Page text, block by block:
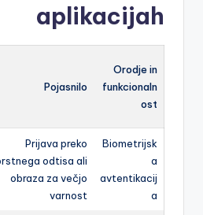
aplikacijah
Orodje in
funkcionaln
ost
Pojasnilo
Biometrijsk
a
avtentikacij
a
Prijava preko
odtisa ali
obraza za večjo
varnost